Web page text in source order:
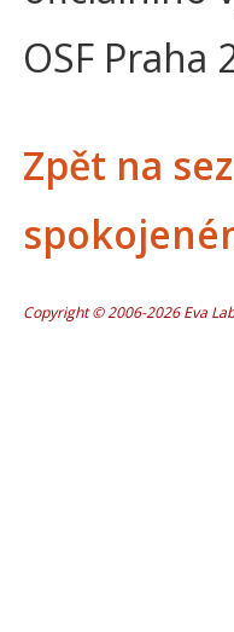
OSF Praha
Zpět na
Copyright © 2006-2026 Eva